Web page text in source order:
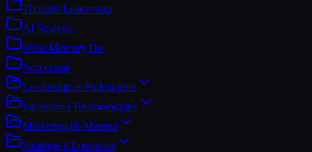
Thought Leadership
AI Strategy
What Mercury Do
Non classé
Leadership et Philosophie
Innovation Technologique
Marketing de Marque
Stratégie d'Entreprise